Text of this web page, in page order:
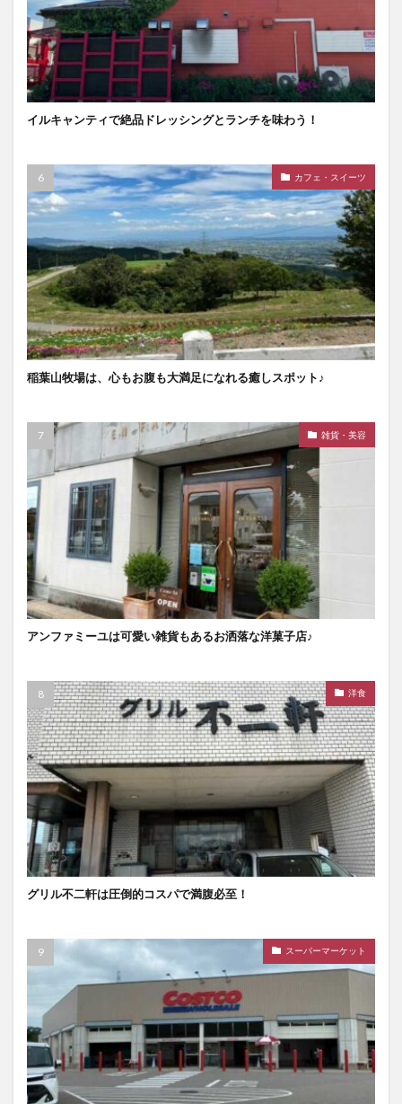
イルキャンティで絶品ドレッシングとランチを味わう！
カフェ・スイーツ
稲葉山牧場は、心もお腹も大満足になれる癒しスポット♪
雑貨・美容
アンファミーユは可愛い雑貨もあるお洒落な洋菓子店♪
洋食
グリル不二軒は圧倒的コスパで満腹必至！
スーパーマーケット